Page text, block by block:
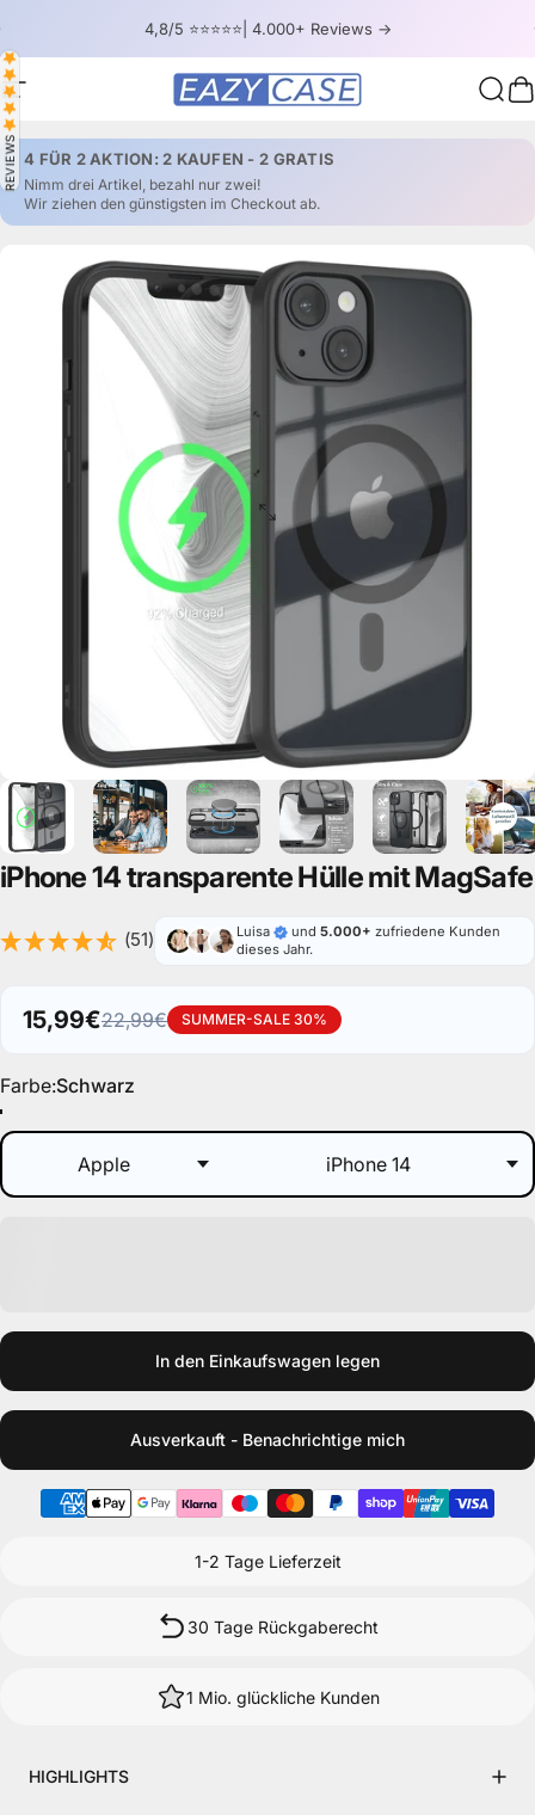
4,8/5 ⭐⭐⭐⭐⭐| 4.000+ Reviews ->
Seitennavigation EAZY CASE
REVIEWS 4 FÜR 2 AKTION: 2 KAUFEN - 2 GRATIS
Nimm drei Artikel, bezahl nur zwei!
Wir ziehen den günstigsten im Checkout ab.
iPhone14transparenteHüllemitMagSafe
(51) Luisa und 5.000+ zufriedene Kunden
dieses Jahr.
Verkaufspreis
15,99€
Normaler Preis
22,99€ SUMMER-SALE 30%
Farbe
Farbe:Schwarz
In den Einkaufswagen legen
Ausverkauft - Benachrichtige mich
1-2 Tage Lieferzeit
30 Tage Rückgaberecht
1 Mio. glückliche Kunden
HIGHLIGHTS